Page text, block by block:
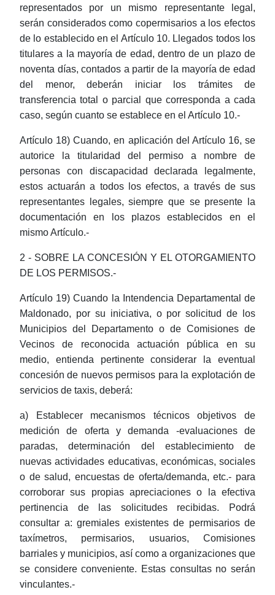
representados por un mismo representante legal,
serán considerados como copermisarios a los efectos
de lo establecido en el Artículo 10. Llegados todos los
titulares a la mayoría de edad, dentro de un plazo de
noventa días, contados a partir de la mayoría de edad
del menor, deberán iniciar los trámites de
transferencia total o parcial que corresponda a cada
caso, según cuanto se establece en el Artículo 10.-
Artículo 18) Cuando, en aplicación del Artículo 16, se
autorice la titularidad del permiso a nombre de
personas con discapacidad declarada legalmente,
estos actuarán a todos los efectos, a través de sus
representantes legales, siempre que se presente la
documentación en los plazos establecidos en el
mismo Artículo.-
2 - SOBRE LA CONCESIÓN Y EL OTORGAMIENTO
DE LOS PERMISOS.-
Artículo 19) Cuando la Intendencia Departamental de
Maldonado, por su iniciativa, o por solicitud de los
Municipios del Departamento o de Comisiones de
Vecinos de reconocida actuación pública en su
medio, entienda pertinente considerar la eventual
concesión de nuevos permisos para la explotación de
servicios de taxis, deberá:
a) Establecer mecanismos técnicos objetivos de
medición de oferta y demanda -evaluaciones de
paradas, determinación del establecimiento de
nuevas actividades educativas, económicas, sociales
o de salud, encuestas de oferta/demanda, etc.- para
corroborar sus propias apreciaciones o la efectiva
pertinencia de las solicitudes recibidas. Podrá
consultar a: gremiales existentes de permisarios de
taxímetros, permisarios, usuarios, Comisiones
barriales y municipios, así como a organizaciones que
se considere conveniente. Estas consultas no serán
vinculantes.-